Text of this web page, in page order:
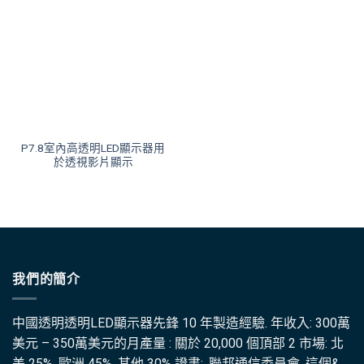
P7.8室內高透明LED顯示器用
於透視影片顯示
我們的簡介
中國透明透明LED顯示器先鋒 10 年製造經驗. 年收入: 300萬
美元 – 350萬美元的月產量 : 關於 20,000 個頂部 2 市場: 北